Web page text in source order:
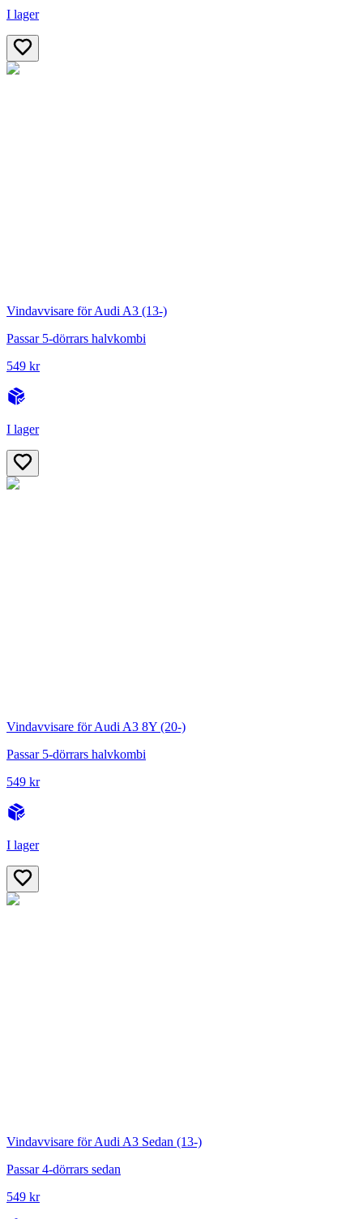
I lager
Vindavvisare för Audi A3 (13-)
Passar 5-dörrars halvkombi
549 kr
I lager
Vindavvisare för Audi A3 8Y (20-)
Passar 5-dörrars halvkombi
549 kr
I lager
Vindavvisare för Audi A3 Sedan (13-)
Passar 4-dörrars sedan
549 kr